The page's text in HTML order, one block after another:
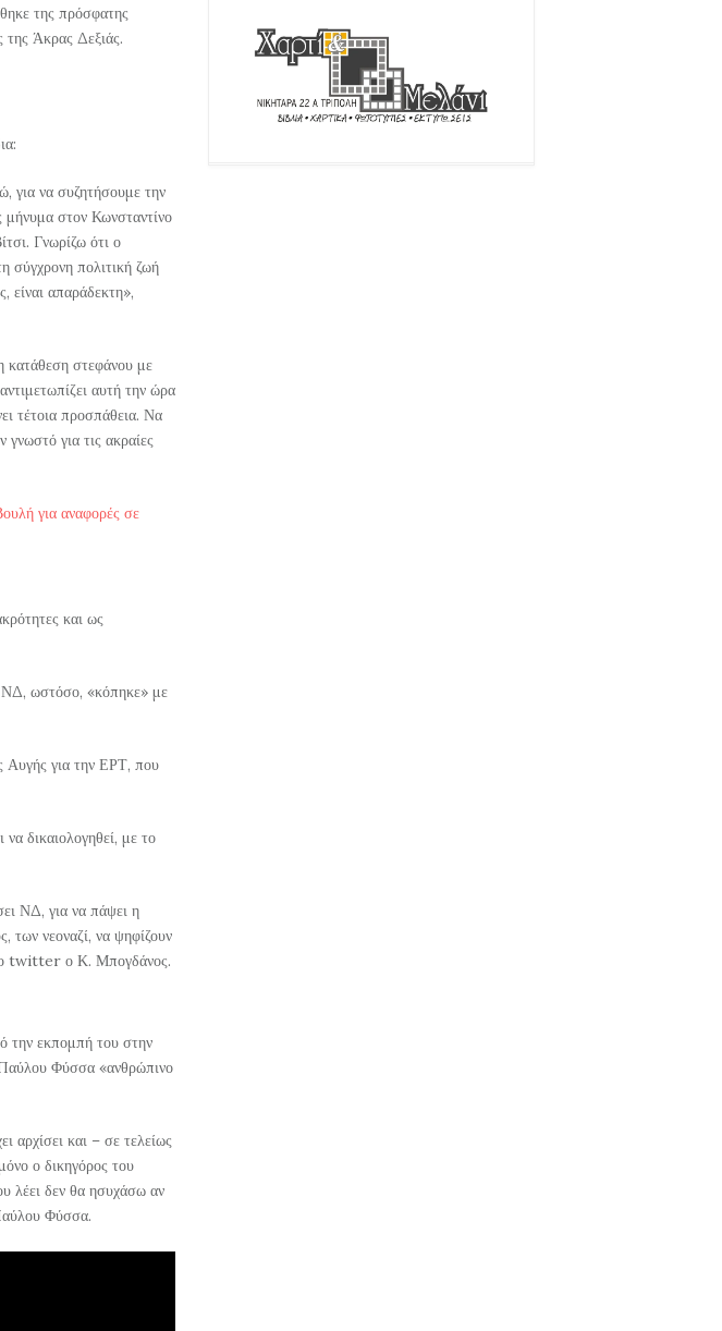
της πρόσφατης
Άκρας Δεξιάς.
για να συζητήσουμε την
μήνυμα στον Κωνσταντίνο
Γνωρίζω ότι ο
σύγχρονη πολιτική ζωή
είναι απαράδεκτη»,
κατάθεση στεφάνου με
αυτή την ώρα
τέτοια προσπάθεια. Να
για τις ακραίες
για αναφορές σε
και ως
ΝΔ, ωστόσο, «κόπηκε» με
Αυγής για την ΕΡΤ, που
δικαιολογηθεί, με το
ΝΔ, για να πάψει η
των νεοναζί, να ψηφίζουν
twitter ο Κ. Μπογδάνος.
την εκπομπή του στην
Φύσσα «ανθρώπινο
αρχίσει και – σε τελείως
ο δικηγόρος του
λέει δεν θα ησυχάσω αν
Φύσσα.